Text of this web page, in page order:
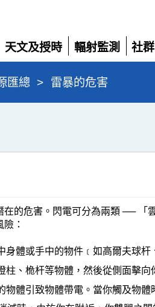
天文及授時
展
開
輻射監測
展
開
社群
展
匯總 > 雷暴的危害
的危害。閃電可分為兩類 ──
：
身體或手中的物件﹝如高爾夫球杆
、桅杆等物體，然後從側面擊向
物體引致物體帶電。當你觸及物體